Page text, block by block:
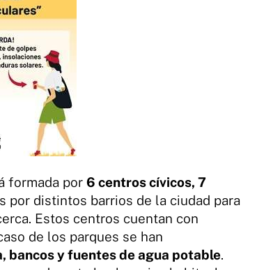
formada por 6 centros cívicos, 7
por distintos barrios de la ciudad para
Estos centros cuentan con
de los parques se han
bancos y fuentes de agua potable.